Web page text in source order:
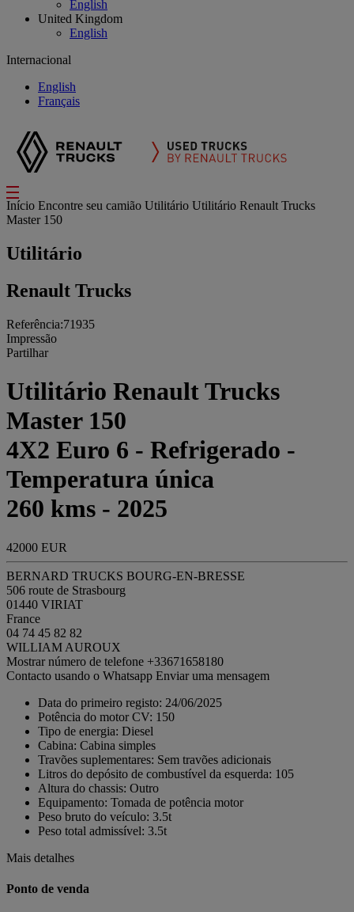
English
United Kingdom
English
Internacional
English
Français
Início Encontre seu camião Utilitário Utilitário Renault Trucks
Master 150
Utilitário
Renault Trucks
Referência:71935
Impressão
Partilhar
Utilitário Renault Trucks
Master 150
4X2 Euro 6 - Refrigerado -
Temperatura única
260 kms - 2025
42000 EUR
BERNARD TRUCKS BOURG-EN-BRESSE
506 route de Strasbourg
01440 VIRIAT
France
04 74 45 82 82
WILLIAM AUROUX
Mostrar número de telefone +33671658180
Contacto usando o Whatsapp Enviar uma mensagem
Data do primeiro registo: 24/06/2025
Potência do motor CV: 150
Tipo de energia: Diesel
Cabina: Cabina simples
Travões suplementares: Sem travões adicionais
Litros do depósito de combustível da esquerda: 105
Altura do chassis: Outro
Equipamento: Tomada de potência motor
Peso bruto do veículo: 3.5t
Peso total admissível: 3.5t
Mais detalhes
Ponto de venda